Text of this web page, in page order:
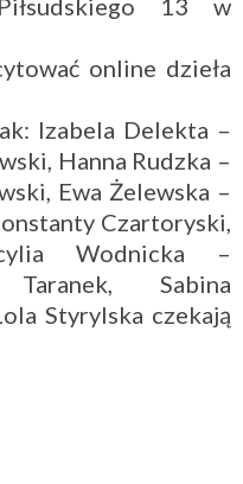
online dzieła
Izabela Delekta –
Hanna Rudzka –
Ewa Żelewska –
Czartoryski,
Wodnicka –
Sabina
Styrylska czekają